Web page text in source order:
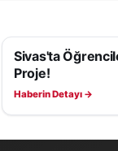
EĞITIM
Sivas'ta
Proje!
Haberin Detayı →